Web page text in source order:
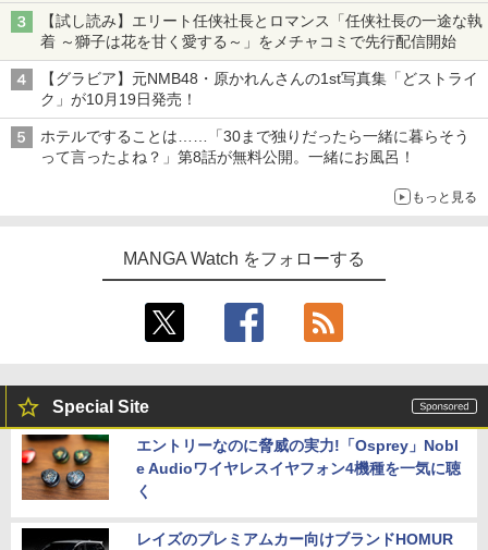
【試し読み】エリート任侠社長とロマンス「任侠社長の一途な執
着 ～獅子は花を甘く愛する～」をメチャコミで先行配信開始
【グラビア】元NMB48・原かれんさんの1st写真集「どストライ
ク」が10月19日発売！
ホテルですることは……「30まで独りだったら一緒に暮らそう
って言ったよね？」第8話が無料公開。一緒にお風呂！
もっと見る
MANGA Watch をフォローする
Special Site
エントリーなのに脅威の実力!「Osprey」Nobl
e Audioワイヤレスイヤフォン4機種を一気に聴
く
レイズのプレミアムカー向けブランドHOMUR